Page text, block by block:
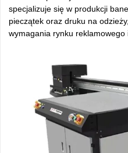
specjalizuje się w produkcji
pieczątek oraz druku na
wymagania rynku reklamowego